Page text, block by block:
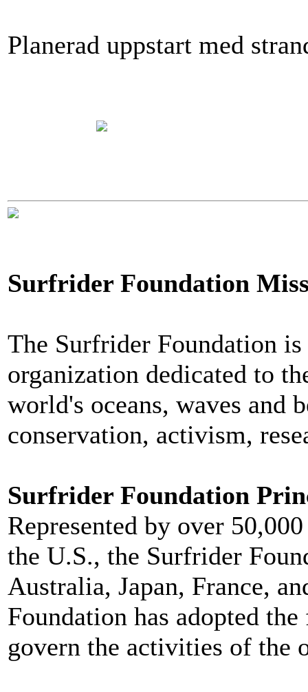
Planerad uppstart med
Surfrider Foundation
The Surfrider Foundation
organization dedicated to
world's oceans, waves and
conservation, activism,
Surfrider Foundation
Represented by over
the U.S., the Surfrider
Australia, Japan, France,
Foundation has adopted
govern the activities of the